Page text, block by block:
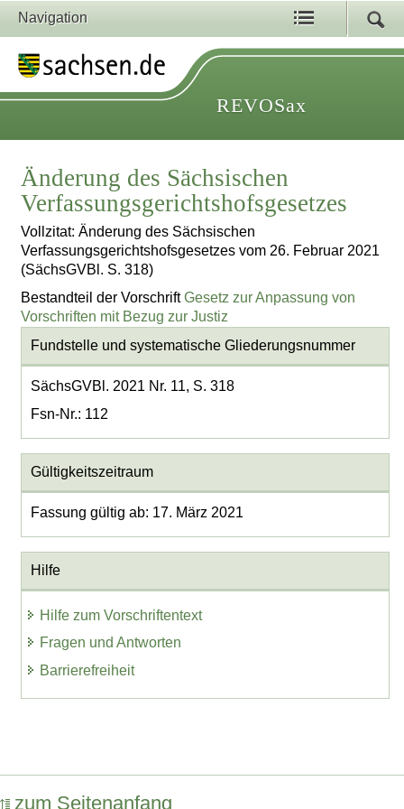
Navigation
REVOSax
Änderung des Sächsischen
Verfassungsgerichtshofsgesetzes
Vollzitat: Änderung des Sächsischen
Verfassungsgerichtshofsgesetzes vom 26. Februar 2021
(SächsGVBl. S. 318)
Bestandteil der VorschriftGesetz zur Anpassung von
Vorschriften mit Bezug zur Justiz
Fundstelle und systematische Gliederungsnummer
SächsGVBl. 2021 Nr. 11, S. 318
Fsn-Nr.: 112
Gültigkeitszeitraum
Fassung gültig ab: 17. März 2021
Hilfe
Hilfe zum Vorschriftentext
Fragen und Antworten
Barrierefreiheit
zum Seitenanfang